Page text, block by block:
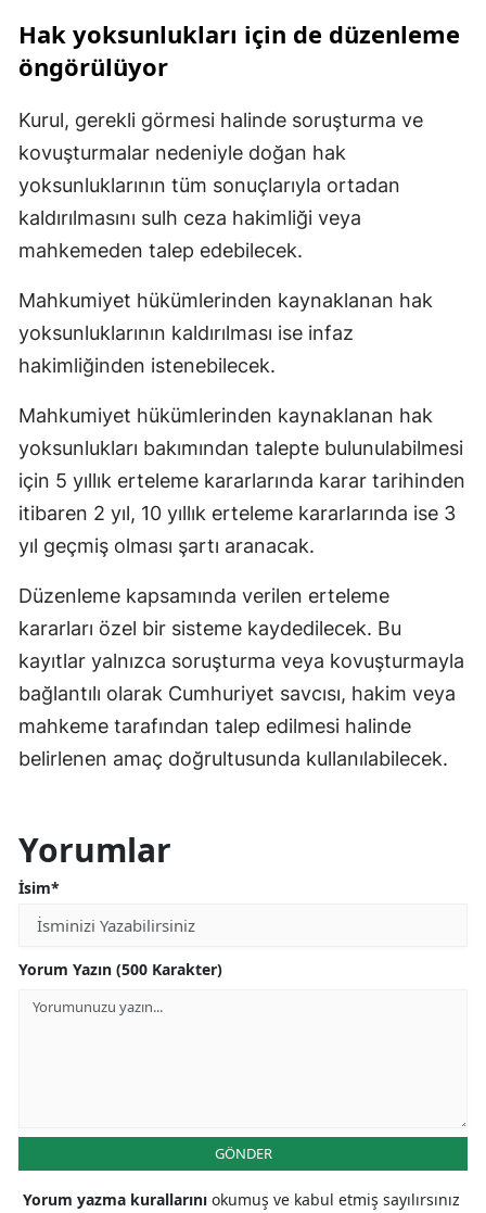
Hak yoksunlukları için de düzenleme
öngörülüyor
Kurul, gerekli görmesi halinde soruşturma ve
kovuşturmalar nedeniyle doğan hak
yoksunluklarının tüm sonuçlarıyla ortadan
kaldırılmasını sulh ceza hakimliği veya
mahkemeden talep edebilecek.
Mahkumiyet hükümlerinden kaynaklanan hak
yoksunluklarının kaldırılması ise infaz
hakimliğinden istenebilecek.
Mahkumiyet hükümlerinden kaynaklanan hak
yoksunlukları bakımından talepte bulunulabilmesi
için 5 yıllık erteleme kararlarında karar tarihinden
itibaren 2 yıl, 10 yıllık erteleme kararlarında ise 3
yıl geçmiş olması şartı aranacak.
Düzenleme kapsamında verilen erteleme
kararları özel bir sisteme kaydedilecek. Bu
kayıtlar yalnızca soruşturma veya kovuşturmayla
bağlantılı olarak Cumhuriyet savcısı, hakim veya
mahkeme tarafından talep edilmesi halinde
belirlenen amaç doğrultusunda kullanılabilecek.
Yorumlar
İsim*
Yorum Yazın (500 Karakter)
GÖNDER
Yorum yazma kurallarını okumuş ve kabul etmiş sayılırsınız